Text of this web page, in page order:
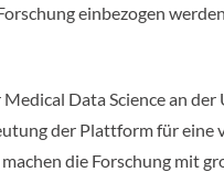
einbezogen
Data Science an
der Plattform für eine
die Forschung mit